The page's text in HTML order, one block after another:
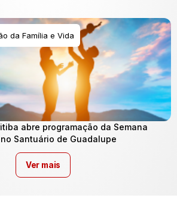
da Família e Vida
abre programação da Semana
Santuário de Guadalupe
Ver mais